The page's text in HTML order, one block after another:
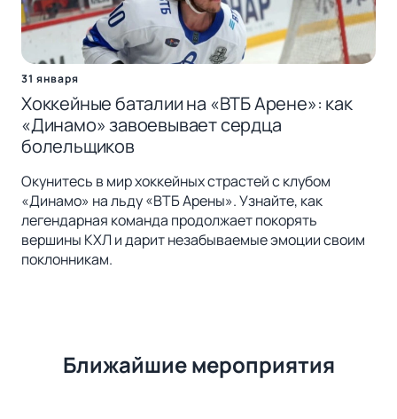
31 января
Хоккейные баталии на «ВТБ Арене»: как
«Динамо» завоевывает сердца
болельщиков
Окунитесь в мир хоккейных страстей с клубом
«Динамо» на льду «ВТБ Арены». Узнайте, как
легендарная команда продолжает покорять
вершины КХЛ и дарит незабываемые эмоции своим
поклонникам.
Ближайшие мероприятия